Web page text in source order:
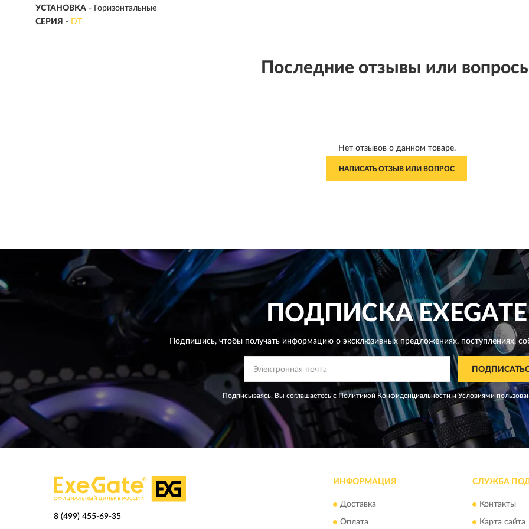
УСТАНОВКА - Горизонтальные
СЕРИЯ - DT
Последние отзывы или
Нет отзывов о данном товаре.
НАПИСАТЬ ОТЗЫВ ИЛИ ВОПРОС
ПОДПИСКАEXEGATE
Подпишись, чтобы получать информацию о эксклюзивных предложениях,поступлениях,
Подписываясь, Вы соглашаетесь с Политикой Конфиденциальности иУсловиями
8 (499) 455-69-35
ИНФОРМАЦИЯ
Доставка
Оплата
СЛУЖБА
Контакты
Карта сайта